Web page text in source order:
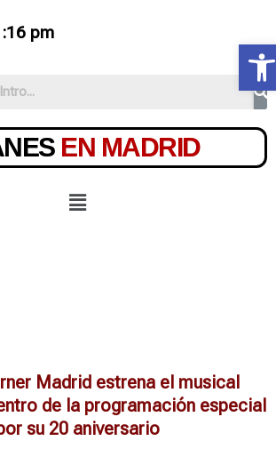
pm
EN MADRID
Madrid estrena el musical
de la programación especial
su 20 aniversario